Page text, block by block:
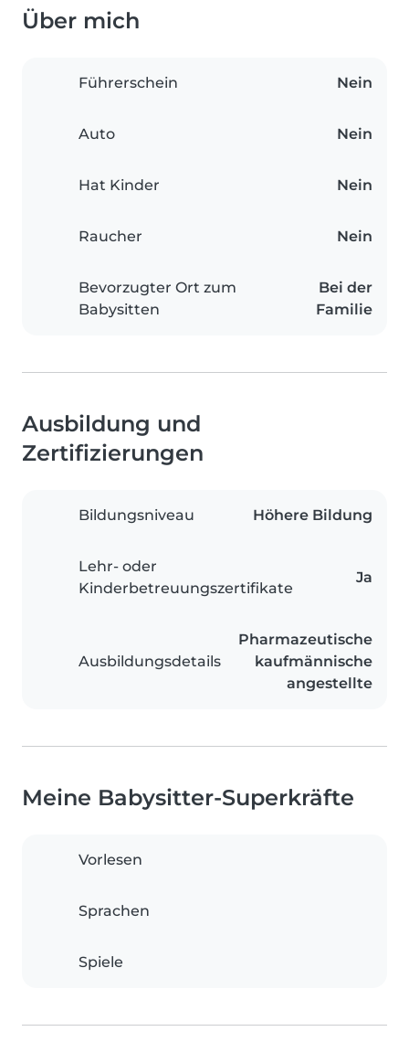
Über mich
Führerschein Nein
Auto Nein
Hat Kinder Nein
Raucher Nein
Bevorzugter Ort zum
Babysitten
Bei der
Familie
Ausbildung und
Zertifizierungen
Bildungsniveau Höhere Bildung
Lehr- oder
Kinderbetreuungszertifikate
Ja
Ausbildungsdetails
Pharmazeutische
kaufmännische
angestellte
Meine Babysitter-Superkräfte
Vorlesen
Sprachen
Spiele